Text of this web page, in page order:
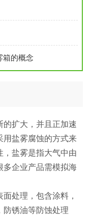
箱的概念
的扩大，并且正加速
用盐雾腐蚀的方式来
，盐雾是指大气中由
多企业产品需模拟海
处理，包含涂料，
防锈油等防蚀处理